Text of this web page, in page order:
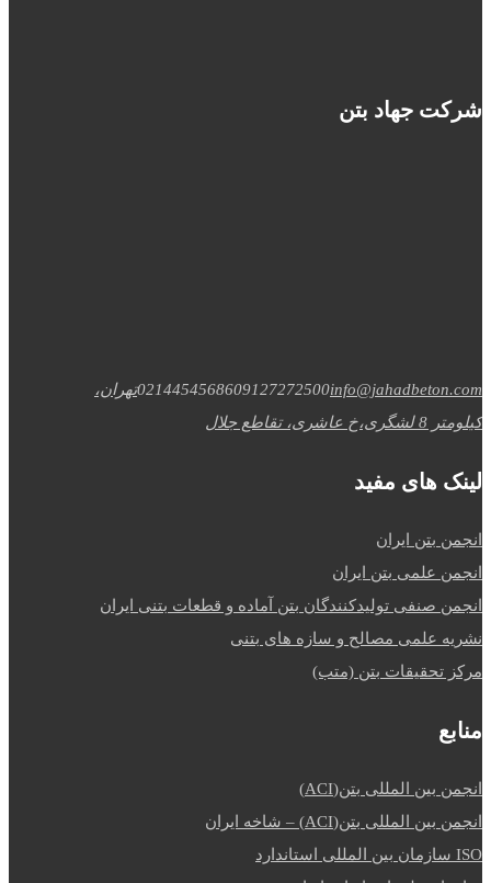
شرکت جهاد بتن
0214454568609127272500info@jahadbeton.com
تهران،
کیلومتر 8 لشگری،خ عاشری، تقاطع جلال
لینک های مفید
انجمن بتن ایران
انجمن علمی بتن ایران
انجمن صنفی تولیدکنندگان بتن آماده و قطعات بتنی ایران
نشریه علمی مصالح و سازه های بتنی
مرکز تحقیقات بتن (متب)
منابع
انجمن بین المللی بتن(ACI)
انجمن بین المللی بتن(ACI) – شاخه ایران
ISO سازمان بین المللی استاندارد